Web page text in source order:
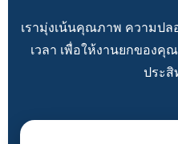
เรามุ่งเน้นคุณภาพ ความปล
เวลา เพื่อให้งานยกของคุ
ประสิ